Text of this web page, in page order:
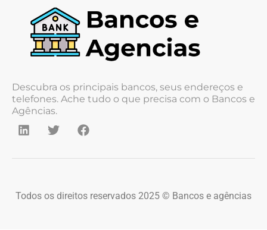
Descubra os principais bancos, seus endereços e
telefones. Ache tudo o que precisa com o Bancos e
Agências.
Todos os direitos reservados 2025 © Bancos e agências